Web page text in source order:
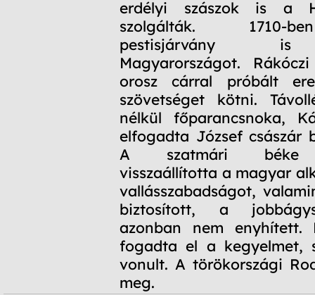
erdélyi szászok is a
szolgálták. 1710-
pestisjárvány
Magyarországot.
orosz cárral próbált
szövetséget kötni.
nélkül főparancsnoka,
elfogadta József császár
A szatmári béke
visszaállította a magyar
vallásszabadságot,
biztosított, a
azonban nem enyhített.
fogadta el a kegyelmet,
vonult. A törökországi
meg.